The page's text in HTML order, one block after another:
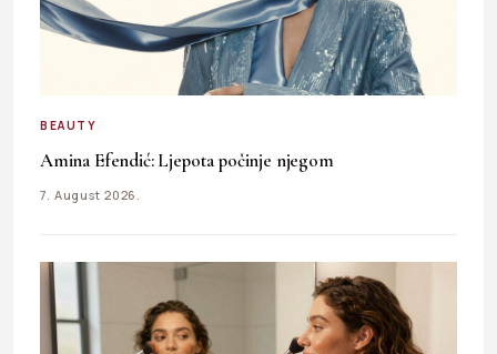
BEAUTY
Amina Efendić: Ljepota počinje njegom
7. August 2026.